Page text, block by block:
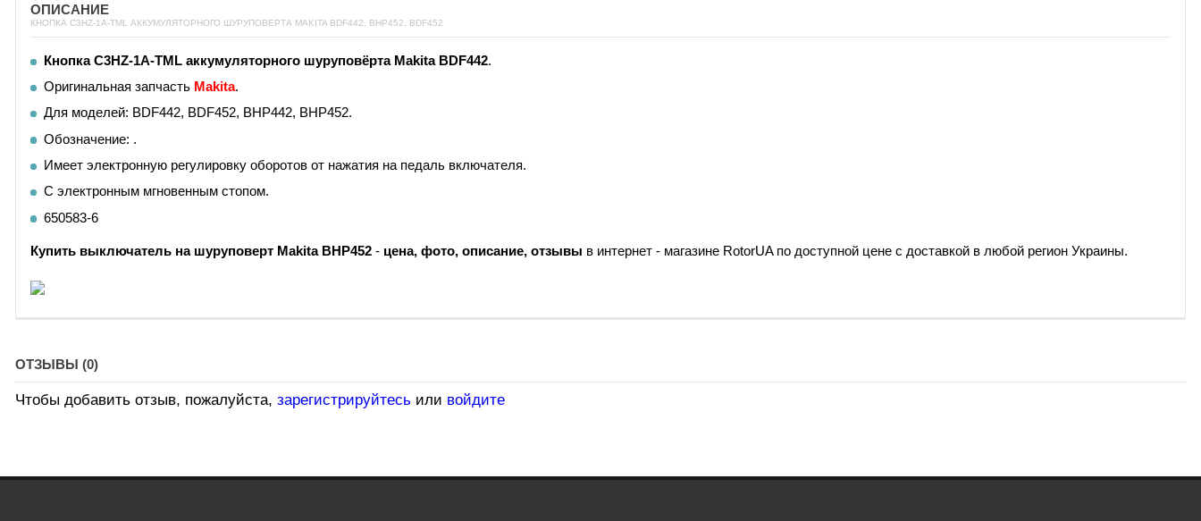
ОПИСАНИЕ
КНОПКА C3HZ-1A-TML АККУМУЛЯТОРНОГО ШУРУПОВЕРТА MAKITA BDF442, BHP452, BDF452
Кнопка C3HZ-1A-TML аккумуляторного шуруповёрта Makita BDF442.
Оригинальная запчасть Makita.
Для моделей: BDF442, BDF452, BHP442, BHP452.
Обозначение: .
Имеет электронную регулировку оборотов от нажатия на педаль включателя.
С электронным мгновенным стопом.
650583-6
Купить выключатель на шуруповерт Makita BHP452 - цена, фото, описание, отзывы в интернет - магазине RotorUA по доступной цене с доставкой в любой регион Украины.
ОТЗЫВЫ (0)
Чтобы добавить отзыв, пожалуйста, зарегистрируйтесьили войдите